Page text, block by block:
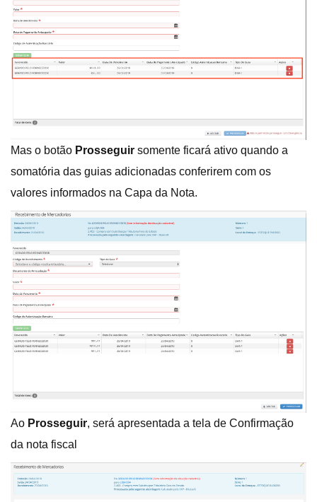
Mas o botão Prosseguir somente ficará ativo quando a
somatória das guias adicionadas conferirem com os
valores informados na Capa da Nota.
Ao Prosseguir, será apresentada a tela de Confirmação
da nota fiscal